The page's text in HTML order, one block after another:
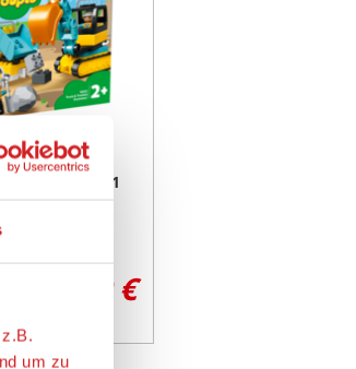
um zu
DUPLO® 10931
und Laster
ab 19,99 €